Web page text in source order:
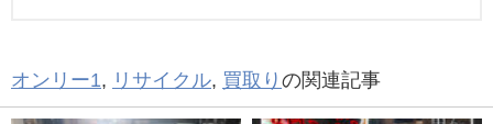
オンリー1, リサイクル, 買取り の関連記事